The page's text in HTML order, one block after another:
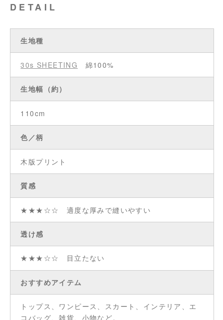
DETAIL
生地種
30s SHEETING 綿100%
生地幅（約）
110cm
色／柄
木版プリント
質感
★★★☆☆ 適度な厚みで縫いやすい
透け感
★★★☆☆ 目立たない
おすすめアイテム
トップス、ワンピース、スカート、インテリア、エ
コバッグ、雑貨、小物など。